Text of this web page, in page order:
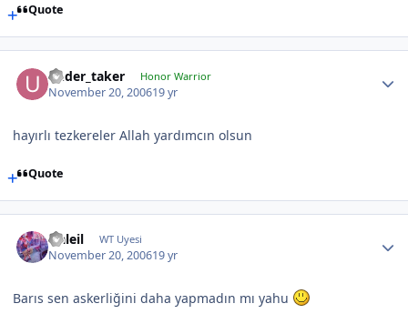
Quote
under_taker Honor Warrior
November 20, 200619 yr
hayırlı tezkereler Allah yardımcın olsun
Quote
Naleil WT Uyesi
November 20, 200619 yr
Barıs sen askerliğini daha yapmadın mı yahu